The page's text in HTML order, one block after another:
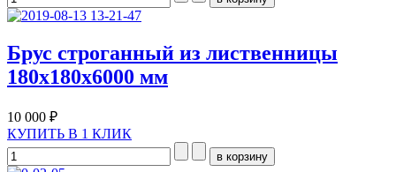
Брус строганный из лиственницы
180x180x6000 мм
10 000 ₽
КУПИТЬ В 1 КЛИК